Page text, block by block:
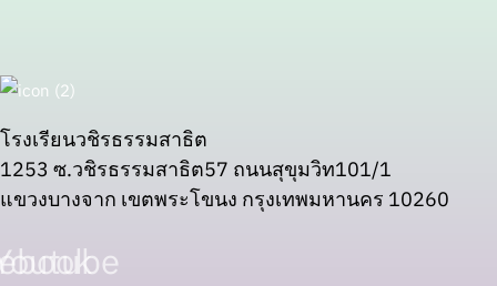
โรงเรียนวชิรธรรมสาธิต
1253 ซ.วชิรธรรมสาธิต57 ถนนสุขุมวิท101/1
แขวงบางจาก เขตพระโขนง กรุงเทพมหานคร 10260